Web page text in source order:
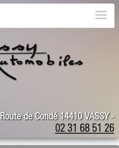
Route de Condé 14410 VASSY -
02 31 68 51 26